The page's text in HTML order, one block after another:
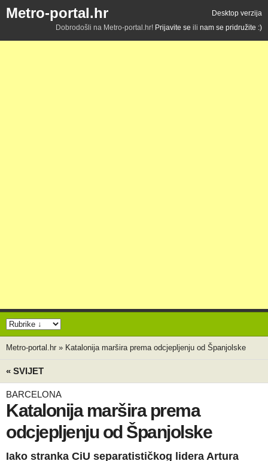
Metro-portal.hr
Desktop verzija
Dobrodošli na Metro-portal.hr! Prijavite se ili nam se pridružite :)
Metro-portal.hr » Katalonija maršira prema odcjepljenju od Španjolske
« SVIJET
BARCELONA
Katalonija maršira prema
odcjepljenju od Španjolske
Iako stranka CiU separatističkog lidera Artura